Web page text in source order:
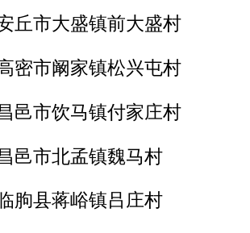
丘市大盛镇前大盛村
密市阚家镇松兴屯村
邑市饮马镇付家庄村
邑市北孟镇魏马村
朐县蒋峪镇吕庄村